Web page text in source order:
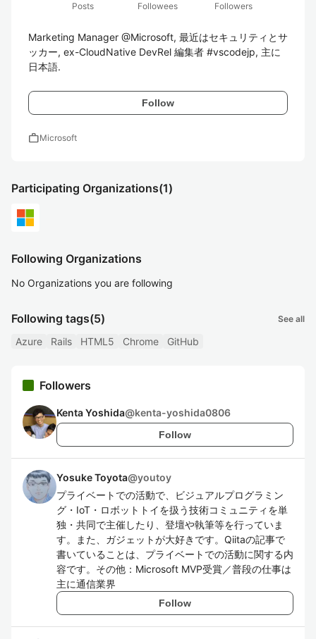
Posts
Followees
Followers
Marketing Manager @Microsoft, 最近はセキュリティとサ
ッカー, ex-CloudNative DevRel 編集者 #vscodejp, 主に
日本語.
Follow
workMicrosoft
Participating Organizations(1)
Following Organizations
No Organizations you are following
Following tags(5) See all
Azure Rails HTML5 Chrome GitHub
Followers
Kenta Yoshida@kenta-yoshida0806
Follow
Yosuke Toyota@youtoy
プライベートでの活動で、ビジュアルプログラミン
グ・IoT・ロボットトイを扱う技術コミュニティを単
独・共同で主催したり、登壇や執筆等を行っていま
す。また、ガジェットが大好きです。Qiitaの記事で
書いていることは、プライベートでの活動に関する内
容です。その他：Microsoft MVP受賞／普段の仕事は
主に通信業界
Follow